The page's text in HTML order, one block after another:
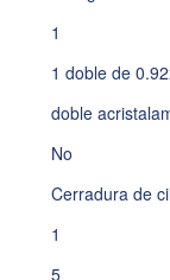
1
1 doble de
doble
No
Cerradura de
1
5